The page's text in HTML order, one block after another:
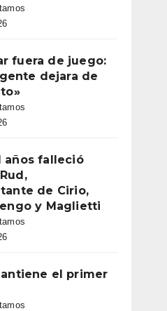
fuera de juego:
dejara de
años falleció
de Cirio,
y Maglietti
el primer